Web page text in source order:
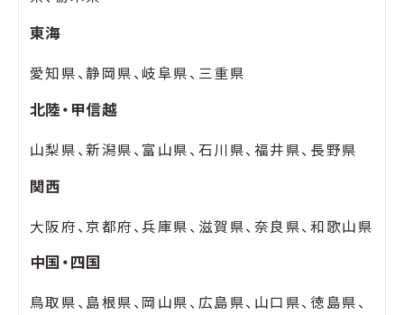
東海
愛知県、静岡県、岐阜県、三重県
北陸・甲信越
山梨県、新潟県、富山県、石川県、福井県、長野県
関西
大阪府、京都府、兵庫県、滋賀県、奈良県、和歌山県
中国・四国
鳥取県、島根県、岡山県、広島県、山口県、徳島県、